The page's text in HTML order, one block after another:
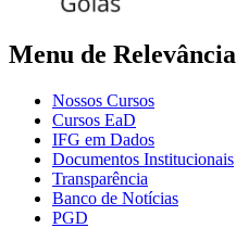
Menu de Relevância
Nossos Cursos
Cursos EaD
IFG em Dados
Documentos Institucionais
Transparência
Banco de Notícias
PGD